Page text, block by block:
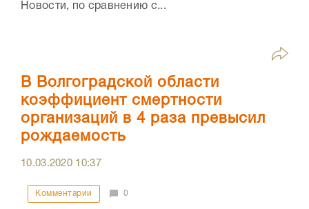
Новости, по сравнению с...
В Волгоградской области
коэффициент смертности
организаций в 4 раза превысил
рождаемость
10.03.2020 10:37
Комментарии 0